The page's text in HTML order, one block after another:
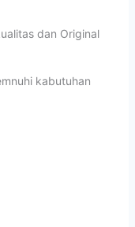
dan Original
kabutuhan